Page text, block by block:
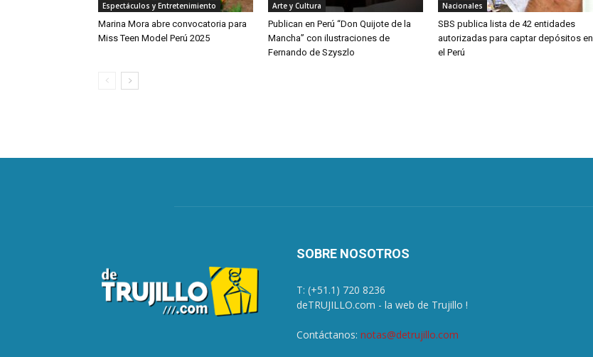
Espectáculos y Entretenimiento
Marina Mora abre convocatoria para
Miss Teen Model Perú 2025
Arte y Cultura
Publican en Perú “Don Quijote de la
Mancha” con ilustraciones de
Fernando de Szyszlo
Nacionales
SBS publica lista de 42 entidades
autorizadas para captar depósitos en
el Perú
SOBRE NOSOTROS
T: (+51.1) 720 8236
deTRUJILLO.com - la web de Trujillo !
Contáctanos: notas@detrujillo.com